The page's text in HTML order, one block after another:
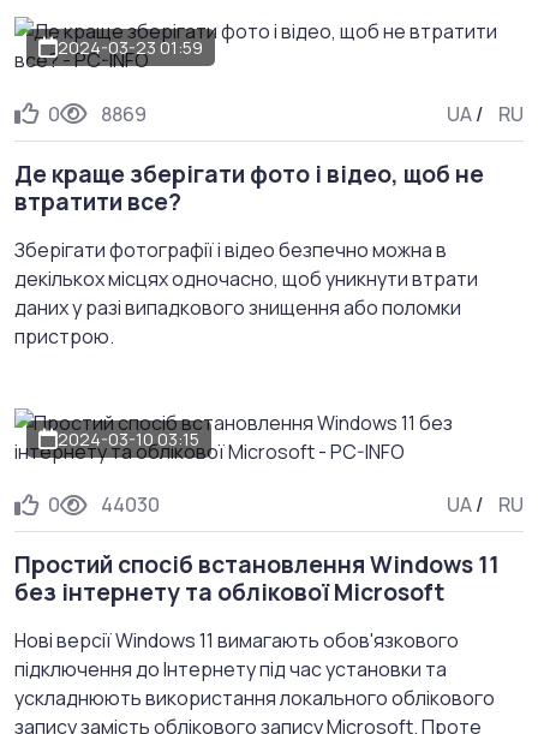
2024-03-23 01:59
0 8869 UA/ RU
Де краще зберігати фото і відео, щоб не
втратити все?
Зберігати фотографії і відео безпечно можна в
декількох місцях одночасно, щоб уникнути втрати
даних у разі випадкового знищення або поломки
пристрою.
2024-03-10 03:15
0 44030 UA/ RU
Простий спосіб встановлення Windows 11
без інтернету та облікової Microsoft
Нові версії Windows 11 вимагають обов'язкового
підключення до Інтернету під час установки та
ускладнюють використання локального облікового
запису замість облікового запису Microsoft. Проте